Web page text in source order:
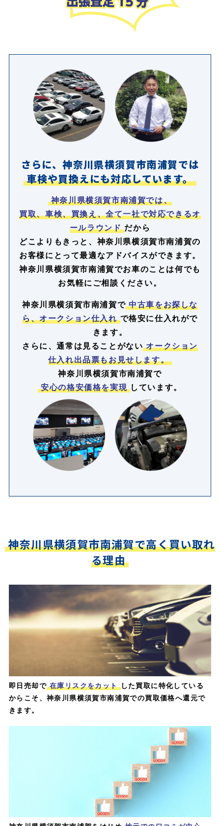
さらに、神奈川県横須賀市南浦賀では
車検や買換えにも対応しています。
神奈川県横須賀市南浦賀では、
買取、車検、買換え、全て一社で対応できるオ
ールラウンド だから
どこよりもきっと、神奈川県横須賀市南浦賀の
お客様にとって最適なアドバイスができます。
神奈川県横須賀市南浦賀でお車のことは何でも
お気軽にご相談ください。
神奈川県横須賀市南浦賀で 中古車をお探しな
ら、オークション仕入れ で格安に仕入れがで
きます。
さらに、通常は見ることがない オークション
仕入れ出品票もお見せします。
神奈川県横須賀市南浦賀で
安心の格安価格を実現 しています。
神奈川県横須賀市南浦賀で高く買い取れ
る理由
即日売却で 在庫リスクをカット した買取に特化している
からこそ、神奈川県横須賀市南浦賀での買取価格へ還元で
きます。